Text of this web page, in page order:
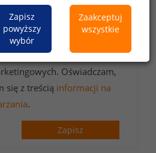
bezpłatnego
wynagrodzenia.pl.
na przesyłanie na podany
handlowych oraz
Oświadczam,
się z treścią informacji na
.
Zapisz
Zapisz
powyższy
wybór
Zaakceptuj
wszystkie